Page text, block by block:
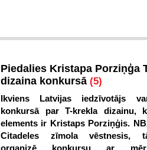
Piedalies Kristapa Porziņģa
dizaina konkursā (5)
Ikviens Latvijas iedzīvotājs
konkursā par T-krekla dizainu,
elements ir Kristaps Porziņģis.
Citadeles zīmola vēstnesis,
organizē konkursu ar